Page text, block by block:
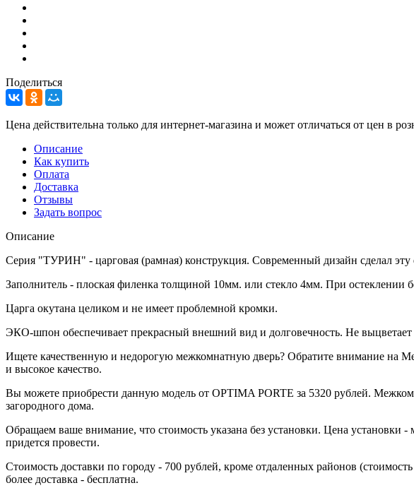
Поделиться
Цена действительна только для интернет-магазина и может отличаться от цен в
Описание
Как купить
Оплата
Доставка
Отзывы
Задать вопрос
Описание
Серия "ТУРИН" - царговая (рамная) конструкция. Современный дизайн сделал
Заполнитель - плоская филенка толщиной 10мм. или стекло 4мм. При остеклении
Царга окутана целиком и не имеет проблемной кромки.
ЭКО-шпон обеспечивает прекрасный внешний вид и долговечность. Не
Ищете качественную и недорогую межкомнатную дверь? Обратите внимание на
и высокое качество.
Вы можете приобрести данную модель от OPTIMA PORTE за 5320 рублей.
загородного дома.
Обращаем ваше внимание, что стоимость указана без установки. Цена
придется провести.
Стоимость доставки по городу - 700 рублей, кроме отдаленных районов
более доставка - бесплатна.